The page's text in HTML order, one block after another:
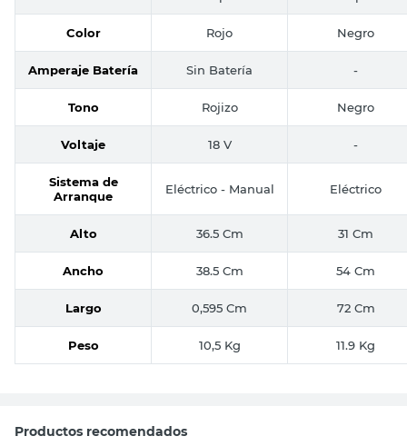
Color Rojo Negro
Amperaje Batería Sin Batería -
Tono Rojizo Negro
Voltaje 18 V -
Sistema de
Arranque
Eléctrico - Manual Eléctrico
Alto 36.5 Cm 31 Cm
Ancho 38.5 Cm 54 Cm
Largo 0,595 Cm 72 Cm
Peso 10,5 Kg 11.9 Kg
Productos recomendados